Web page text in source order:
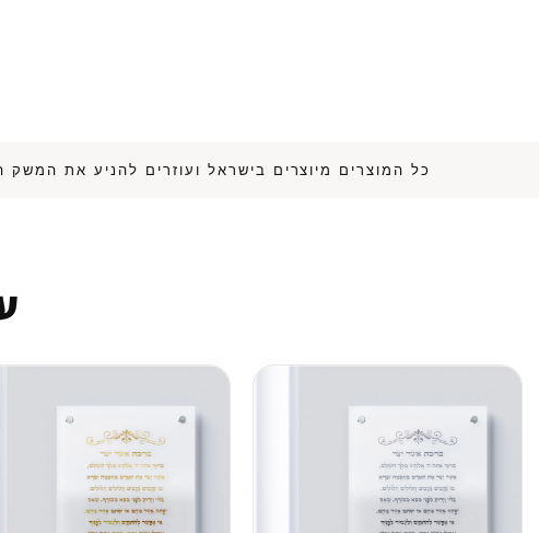
כל המוצרים מיוצרים בישראל ועוזרים